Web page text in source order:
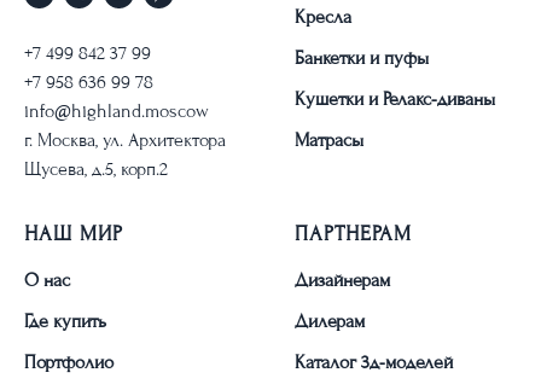
+7 499 842 37 99
+7 958 636 99 78
info@highland.moscow
г. Москва, ул. Архитектора
Щусева, д.5, корп.2
Кресла
Банкетки и пуфы
Кушетки и Релакс-диваны
Матрасы
НАШ МИР
О нас
Где купить
Портфолио
ПАРТНЕРАМ
Дизайнерам
Дилерам
Каталог 3д-моделей